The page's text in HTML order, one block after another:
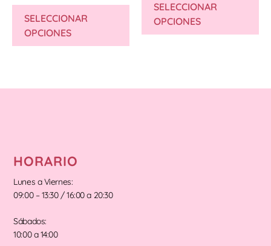
SELECCIONAR
OPCIONES
SELECCIONAR
OPCIONES
HORARIO
Lunes a Viernes:
09:00 – 13:30 / 16:00 a 20:30
Sábados:
10:00 a 14:00